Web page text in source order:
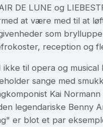
DE LUNE og
at være med til at
som
reception og
ikke til opera og musical
sange med
Kai
legendariske Benny
er blot et par